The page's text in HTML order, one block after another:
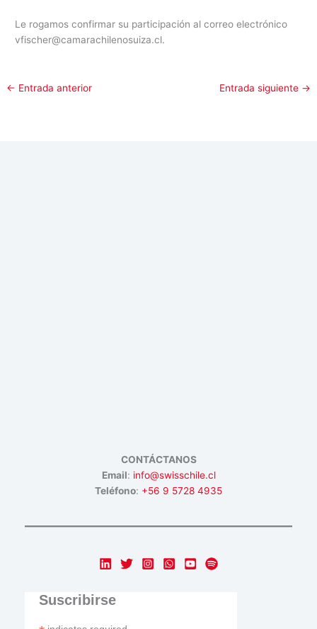
Le rogamos confirmar su participación al correo electrónico
vfischer@camarachilenosuiza.cl.
← Entrada anterior Entrada siguiente →
CONTÁCTANOS
Email: info@swisschile.cl
Teléfono: +56 9 5728 4935
Suscribirse